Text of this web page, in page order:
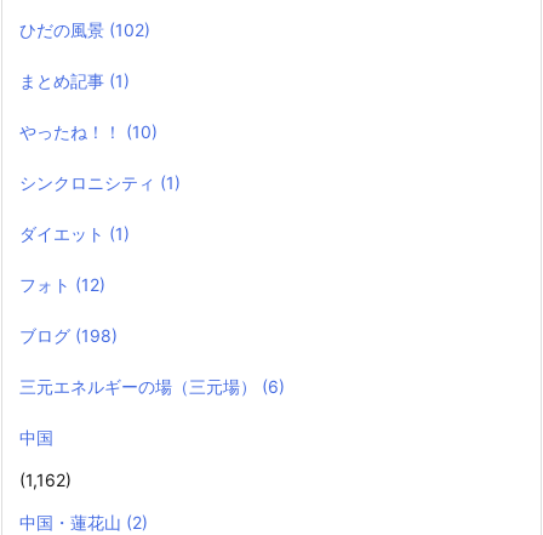
ひだの風景 (102)
まとめ記事 (1)
やったね！！ (10)
シンクロニシティ (1)
ダイエット (1)
フォト (12)
ブログ (198)
三元エネルギーの場（三元場） (6)
中国
(1,162)
中国・蓮花山 (2)